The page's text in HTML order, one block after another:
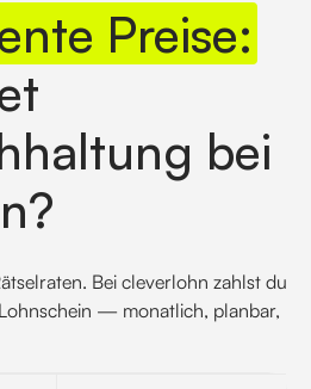
Preise:
bei
Bei cleverlohn zahlst du
— monatlich, planbar,